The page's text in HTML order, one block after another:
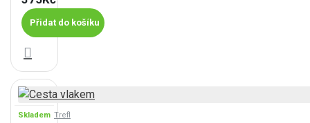
Přidat do košíku
Skladem Trefl